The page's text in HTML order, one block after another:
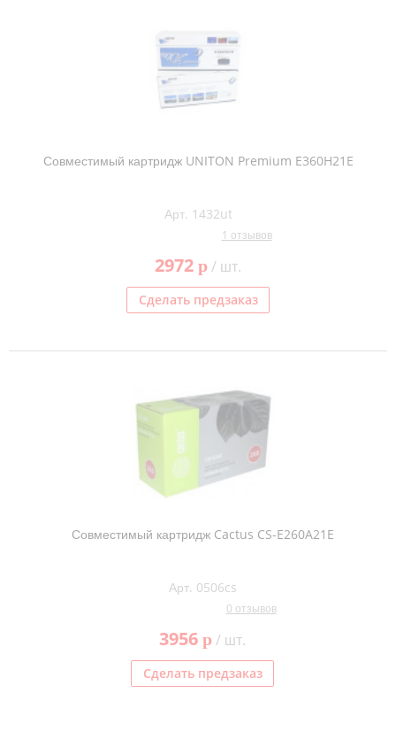
Совместимый картридж UNITON Premium E360H21E
Арт. 1432ut
1 отзывов
2972 p/ шт.
Сделать предзаказ
Совместимый картридж Cactus CS-E260A21E
Арт. 0506cs
0 отзывов
3956 p/ шт.
Сделать предзаказ